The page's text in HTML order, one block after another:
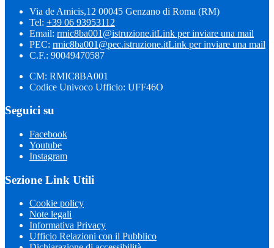
Via de Amicis,12 00045 Genzano di Roma (RM)
Tel: +39 06 93953112
Email: rmic8ba001@istruzione.itLink per inviare una mail
PEC: rmic8ba001@pec.istruzione.itLink per inviare una mail
C.F.: 90049470587
CM: RMIC8BA001
Codice Univoco Ufficio: UFF46O
Seguici su
Facebook
Youtube
Instagram
Sezione Link Utili
Cookie policy
Note legali
Informativa Privacy
Ufficio Relazioni con il Pubblico